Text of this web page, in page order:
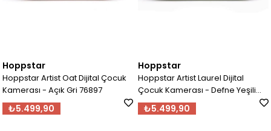
Hoppstar
Hoppstar Artist Oat Dijital Çocuk
Kamerası - Açık Gri 76897
₺5.499,90
Hoppstar
Hoppstar Artist Laurel Dijital
Çocuk Kamerası - Defne Yeşili
76898
₺5.499,90